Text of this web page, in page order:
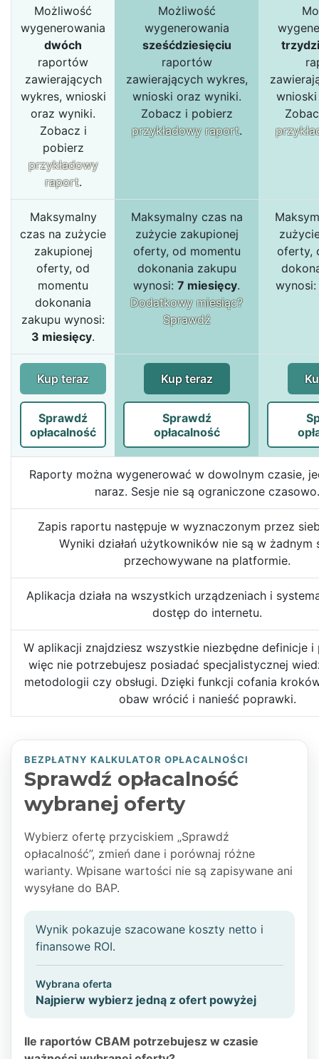
Możliwość
wygenerowania
dwóch
raportów
zawierających
wykres, wnioski
oraz wyniki.
Zobacz i
pobierz
przykładowy
raport.
Możliwość
wygenerowania
sześćdziesięciu
raportów
zawierających wykres,
wnioski oraz wyniki.
Zobacz i pobierz
przykładowy raport.
Maksymalny
czas na zużycie
zakupionej
oferty, od
momentu
dokonania
zakupu wynosi:
3 miesięcy.
Maksymalny czas na
zużycie zakupionej
oferty, od momentu
dokonania zakupu
wynosi: 7 miesięcy.
Dodatkowy miesiąc?
Sprawdź
oferty,
wynosi:
Kup teraz
Sprawdź
opłacalność
Kup teraz
Sprawdź
opłacalność
Raporty można wygenerować w dowolnym czasie,
naraz. Sesje nie są ograniczone czasowo.
Zapis raportu następuje w wyznaczonym przez
Wyniki działań użytkowników nie są w żadnym
przechowywane na platformie.
Aplikacja działa na wszystkich urządzeniach i
dostęp do internetu.
W aplikacji znajdziesz wszystkie niezbędne definicje
więc nie potrzebujesz posiadać specjalistycznej
metodologii czy obsługi. Dzięki funkcji cofania
obaw wrócić i nanieść poprawki.
BEZPŁATNY KALKULATOR OPŁACALNOŚCI
Sprawdź opłacalność
wybranej oferty
Wybierz ofertę przyciskiem „Sprawdź
opłacalność”, zmień dane i porównaj różne
warianty. Wpisane wartości nie są zapisywane ani
wysyłane do BAP.
Wynik pokazuje szacowane koszty netto i
finansowe ROI.
Wybrana oferta
Najpierw wybierz jedną z ofert powyżej
Ile raportów CBAM potrzebujesz w czasie